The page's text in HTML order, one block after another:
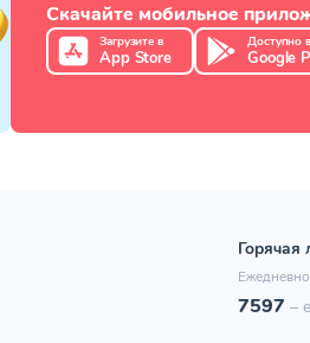
Скачайте мобильное
Загрузите в
App Store
Доступно в
Google
Горячая
7597 –